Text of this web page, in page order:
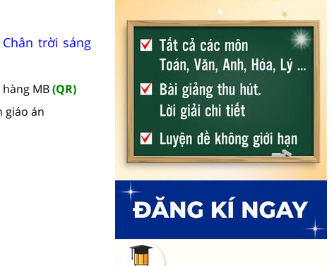
trời sáng
hàng MB(QR)
giáo án